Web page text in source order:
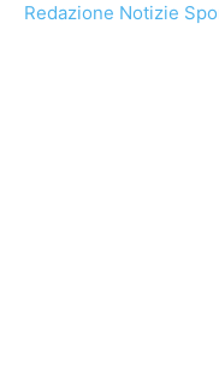
Redazione Notizie